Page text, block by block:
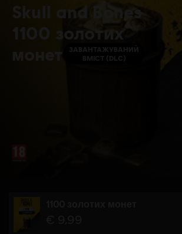
Skull and Bones
1100 золотих
ЗАВАНТАЖУВАНИЙ
ВМІСТ (DLC)